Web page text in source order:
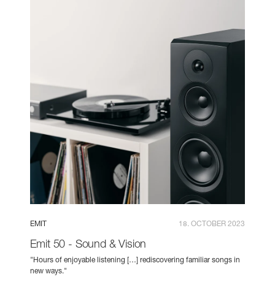
EMIT 18. OCTOBER 2023
Emit 50 - Sound & Vision
"Hours of enjoyable listening […] rediscovering familiar songs in
new ways."